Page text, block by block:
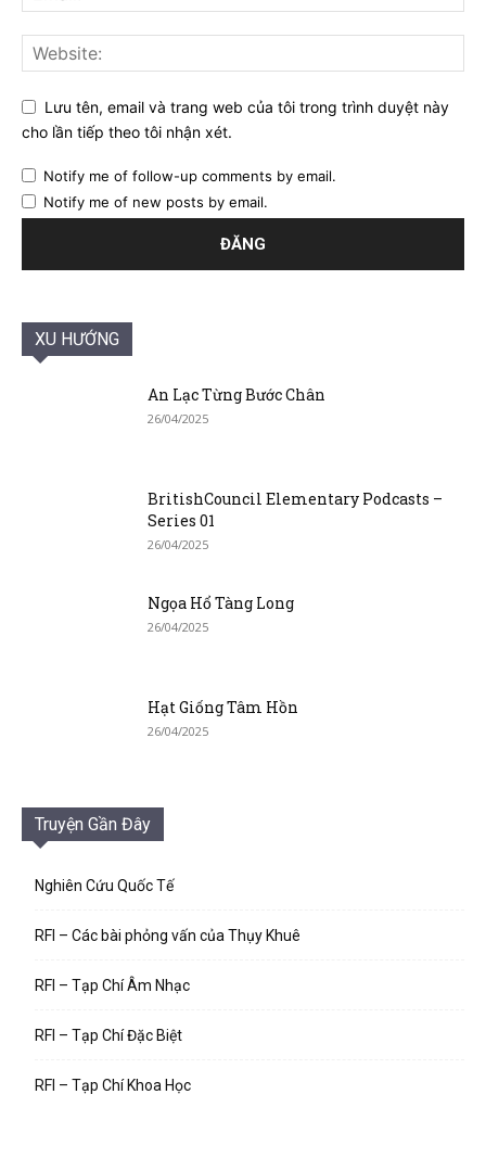
Lưu tên, email và trang web của tôi trong trình duyệt này
cho lần tiếp theo tôi nhận xét.
Notify me of follow-up comments by email.
Notify me of new posts by email.
XU HƯỚNG
An Lạc Từng Bước Chân
26/04/2025
BritishCouncil Elementary Podcasts –
Series 01
26/04/2025
Ngọa Hổ Tàng Long
26/04/2025
Hạt Giống Tâm Hồn
26/04/2025
Truyện Gần Đây
Nghiên Cứu Quốc Tế
RFI – Các bài phỏng vấn của Thụy Khuê
RFI – Tạp Chí Âm Nhạc
RFI – Tạp Chí Đặc Biệt
RFI – Tạp Chí Khoa Học